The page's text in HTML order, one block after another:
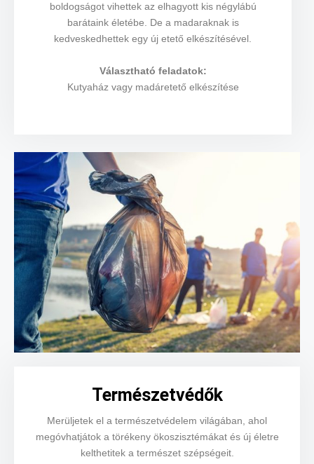
boldogságot vihettek az elhagyott kis négylábú
barátaink életébe. De a madaraknak is
kedveskedhettek egy új etető elkészítésével.
Választható feladatok:
Kutyaház vagy madáretető elkészítése
Természetvédők
Merüljetek el a természetvédelem világában, ahol
megóvhatjátok a törékeny ökoszisztémákat és új életre
kelthetitek a természet szépségeit.